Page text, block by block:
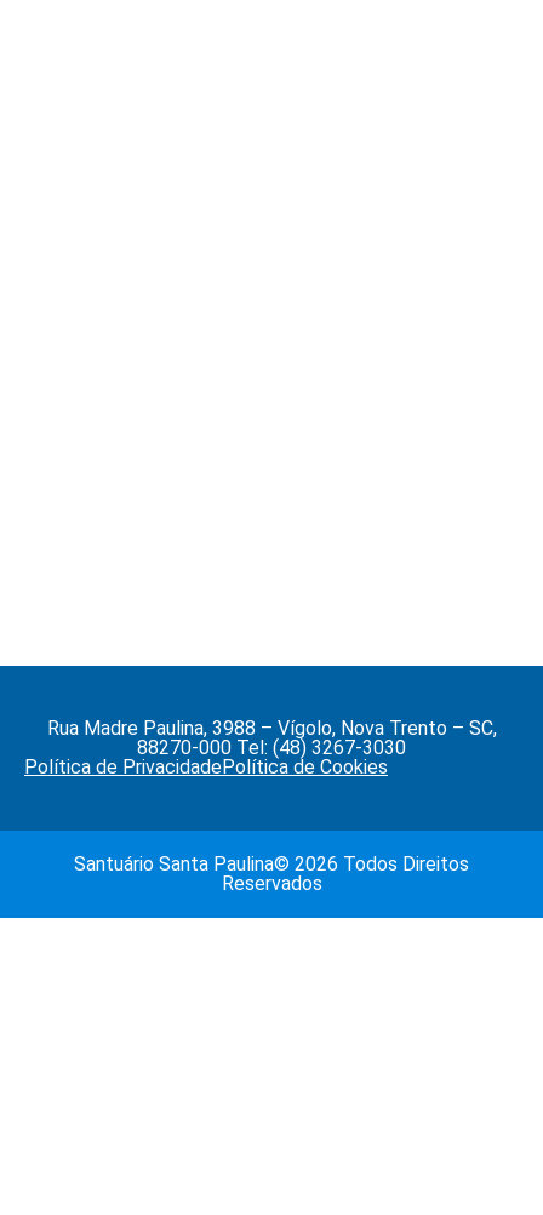
Rua Madre Paulina, 3988 – Vígolo, Nova Trento – SC,
88270-000 Tel: (48) 3267-3030
Política de PrivacidadePolítica de Cookies
Santuário Santa Paulina© 2026 Todos Direitos
Reservados